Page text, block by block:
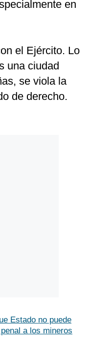
en
el Ejército. Lo
una ciudad
se viola la
de derecho.
Estado no puede
a los mineros